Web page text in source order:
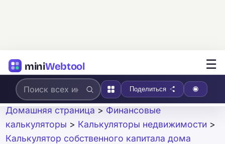
miniWebtool ☰
Поделиться
Домашняя страница > Финансовые
калькуляторы > Калькуляторы недвижимости >
Калькулятор собственного капитала дома